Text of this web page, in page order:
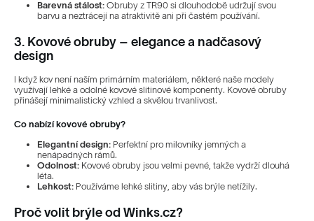
Barevná stálost:Obruby z TR90 si dlouhodobě udržují svou
barvu a neztrácejí na atraktivitě ani při častém používání.
3. Kovové obruby – elegance a nadčasový
design
I když kov není naším primárním materiálem, některé naše modely
využívají lehké a odolné kovové slitinové komponenty. Kovové obruby
přinášejí minimalistický vzhled a skvělou trvanlivost.
Co nabízí kovové obruby?
Elegantní design:Perfektní pro milovníky jemných a
nenápadných rámů.
Odolnost:Kovové obruby jsou velmi pevné, takže vydrží dlouhá
léta.
Lehkost:Používáme lehké slitiny, aby vás brýle netížily.
Proč volit brýle od Winks.cz?